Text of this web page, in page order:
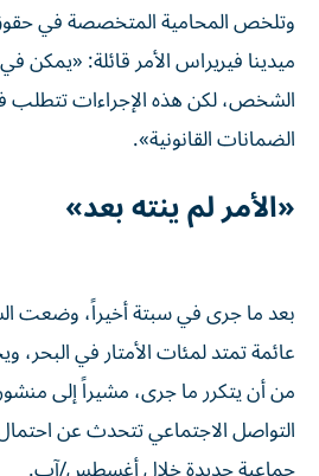
وتلخص المحامية المتخصصة في حقوق
ميدينا فيريراس الأمر قائلة: «يمكن
الشخص، لكن هذه الإجراءات تتطلب
الضمانات القانونية».
«الأمر لم ينته بعد»
بعد ما جرى في سبتة أخيراً، وضعت
عائمة تمتد لمئات الأمتار في البحر،
من أن يتكرر ما جرى، مشيراً إلى
التواصل الاجتماعي تتحدث عن